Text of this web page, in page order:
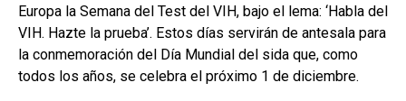
Europa la Semana del Test del VIH, bajo el lema: ‘Habla del
VIH. Hazte la prueba’. Estos días servirán de antesala para
la conmemoración del Día Mundial del sida que, como
todos los años, se celebra el próximo 1 de diciembre.